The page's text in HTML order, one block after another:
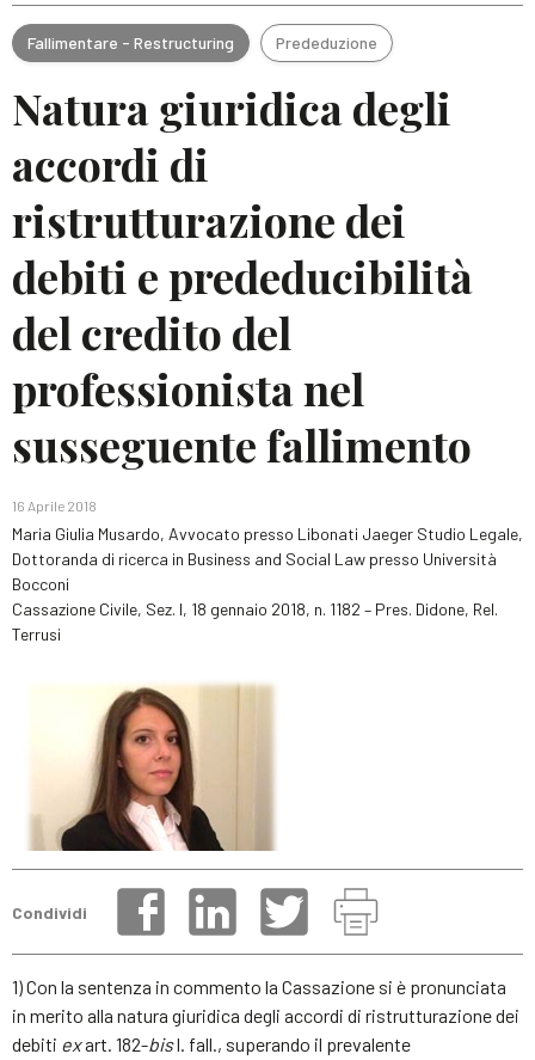
Fallimentare - Restructuring Prededuzione
Natura giuridica degli
accordi di
ristrutturazione dei
debiti e prededucibilità
del credito del
professionista nel
susseguente fallimento
16 Aprile 2018
Maria Giulia Musardo, Avvocato presso Libonati Jaeger Studio Legale,
Dottoranda di ricerca in Business and Social Law presso Università
Bocconi
Cassazione Civile, Sez. I, 18 gennaio 2018, n. 1182 – Pres. Didone, Rel.
Terrusi
Condividi
1) Con la sentenza in commento la Cassazione si è pronunciata
in merito alla natura giuridica degli accordi di ristrutturazione dei
debiti exart. 182-bisl. fall., superando il prevalente